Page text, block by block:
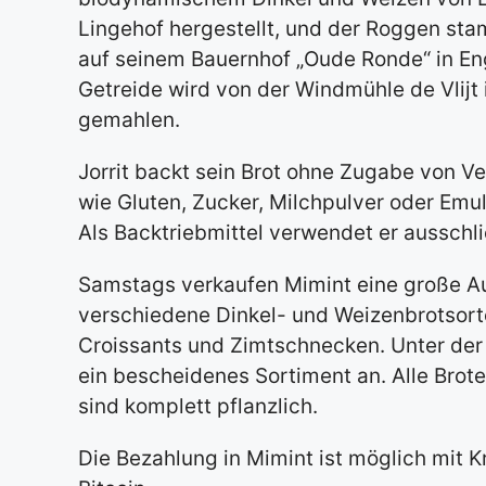
Lingehof hergestellt, und der Roggen
auf seinem Bauernhof „Oude Ronde“ in
Getreide wird von der Windmühle de Vlijt
gemahlen.
Jorrit backt sein Brot ohne Zugabe von
wie Gluten, Zucker, Milchpulver oder
Als Backtriebmittel verwendet er
Samstags verkaufen Mimint eine große
verschiedene Dinkel- und
Croissants und Zimtschnecken. Unter
ein bescheidenes Sortiment an. Alle
sind komplett pflanzlich.
Die Bezahlung in Mimint ist möglich mit